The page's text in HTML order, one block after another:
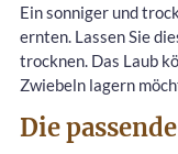
Ein sonniger und
ernten. Lassen Sie
trocknen. Das Laub
Zwiebeln lagern
Die